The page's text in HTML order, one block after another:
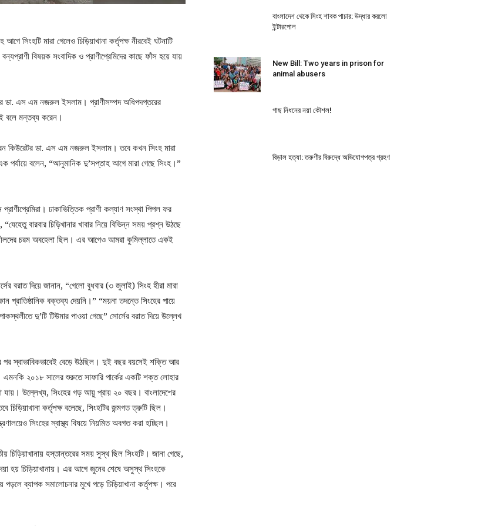
সিংহটি মারা গেলেও চিড়িয়াখানা কর্তৃপক্ষ নীরবেই ঘটনাটি
বিষয়ক সংবাদিক ও প্রাণীপ্রেমিদের কাছে ফাঁস হয়ে যায়
ডা. এস এম নজরুল ইসলাম। প্রাণীসম্পদ অধিপদপ্তরের
বলে মন্তব্য করেন।
কিউরেটর ডা. এস এম নজরুল ইসলাম। তবে কখন সিংহ মারা
পর্যায়ে বলেন, “আনুমানিক দু’সপ্তাহ আগে মারা গেছে সিংহ।”
ঢাকাভিত্তিক প্রাণী কল্যাণ সংস্থা পিপল ফর
বারবার চিড়িখানার খাবার নিয়ে বিভিন্ন সময় প্রশ্ন উঠছে
চরম অবহেলা ছিল। এর আগেও আমরা কুমিল্লাতে একই
বরাত দিয়ে জানান, “গেলো বুধবার (৩ জুলাই) সিংহ হীরা মারা
প্রাতিষ্ঠানিক বক্তব্য দেয়নি।” “ময়না তদন্তে সিংহের পায়ে
দু’টি টিউমার পাওয়া গেছে” সোর্সের বরাত দিয়ে উল্লেখ
পর স্বাভাবিকভাবেই বেড়ে উঠছিল। দুই বছর বয়সেই শক্তি আর
এমনকি ২০১৮ সালের শুরুতে সাফারি পার্কের একটি শক্ত লোহার
যায়। উল্লেখ্য, সিংহের গড় আয়ু প্রায় ২০ বছর। বাংলাদেশের
চিড়িয়াখানা কর্তৃপক্ষ বলেছে, সিংহটির জন্মগত ত্রুটি ছিল।
সিংহের স্বাস্থ্য বিষয়ে নিয়মিত অবগত করা হচ্ছিল।
চিড়িয়াখানায় হস্তান্তরের সময় সুস্থ ছিল সিংহটি। জানা গেছে,
হয় চিড়িয়াখানায়। এর আগে জুনের শেষে অসুস্থ সিংহকে
পড়লে ব্যাপক সমালোচনার মুখে পড়ে চিড়িয়াখানা কর্তৃপক্ষ। পরে
বাংলাদেশ থেকে সিংহ শাবক পাচার: উদ্ধার করলো
ইন্টারপোল
New Bill: Two years in prison for
animal abusers
গাছ নিধনের নয়া কৌশল!
বিড়াল হত্যা: তরুণীর বিরুদ্ধে অভিযোগপত্র গ্রহণ